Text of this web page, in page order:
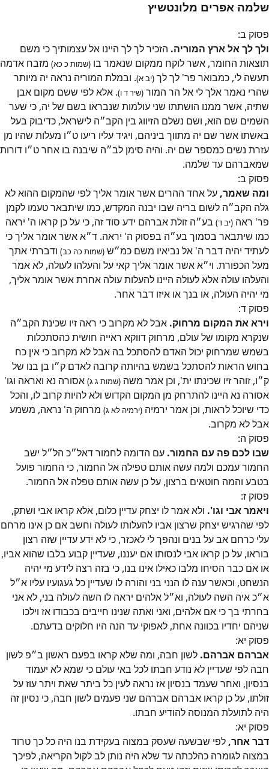
שלמה אפרים מלונטשיץ
פסוק ב:
ולך לך אל ארץ המוריה. הזכיר לך לך היינו אל עצמותיך כי משם
תוצאות החומר, אשר לוקח ממקום שנאמר בו (שמות כ כא) מזבח אדמה
תעשה לי, כמבואר פר' לך לך (יב א). ובמלת המוריה נראה יה מיותר
שהרי נאמר אלך לי אל הר המור (שיר ד ו). אלא לפי ששם מקום אבן
שתיה, אשר ממנו הושתתו שני עולמות שנבראו בשם של יה, כי שער
השמים שם הוא, ושם נשלם הזיווג בין הקב״ה לישראל, כדיבוק בעל
באשתו אשר שם יה מתווך ביניהם, ויגיד עליו ריעו ט״ו מעלות שהיו מן
עזרת נשים כמספר שם יה. והיה סימן לב״ה שיבנה בו אחר ט״ו דורות
שמאברהם עד שלמה.
פסוק ב:
ומה שאמר, על אחד ההרים אשר אומר אליך לפי שהמקום ההוא לא
גלה הקב״ה לשום בריה שבו יבנה המקדש, כמו שיתבאר טעמו לקמן
פר' ראה (יב ד) בע״ה זולת אברהם ידע סוד זה, כי על כן קראו ה' יראה
כמו שיתבאר בסמוך בע״ה בפסוק ה' יראה. ד״א אשר אומר אליך כי
לעתיד יהיה דבר ה' אל נביאיו משם כמ״ש (שמות כה כב) ודברתי אתך
מעל הכפורת. וי״א אשר אומר אליך קאי על והעלהו לעולה, לא אמר
והעלהו עולה אלא לעולה היינו להעלות עולה אחרת אשר אומר אליך,
מי יהיה העולה, או בנך או איזו דבר אחר.
פסוק ד:
וירא את המקום מרחוק. אבל לא מקרוב כי ראה זיו שכינת הקב״ה
שנקרא מקומו של עולם, מרחוק דווקא ראייה חושית כהסתכלות
בשמש שמרחוק יכול האדם להסתכל בה אבל לא מקרוב כי אין כח
בחוש הראות להסתכל בשמש בהיותה קרובה לאדם ק״ו בן בנו של
ק״ו, זוהר זיו שכינתו ית', וכן אמר משה (שמות ג ג) אסורה נא ואראה וגו'
אסורה נא היינו להתרחק מן המקום הקדוש ולא להיות קרוב לו, והכל
כדי שיוכל לראות, וכן אמר ירמיה (ירמיה לא ג) מרחוק ה' נראה, משמע
אבל לא מקרוב.
פסוק ה:
שבו לכם פה עם החמור. עם הדומה לחמור דאל״כ הל״ל ישב
החמור עמכם ולמה עשה אותם טפילה אל החמור, כי החמור פועל
בטבע והמה חוטאים ברצון, על כן עשה אותם טפלה אל החמור.
פסוק ז:
ויאמר אבי וגו'. ולא אמר לו יצחק עדיין כלום, אלא קראו אבי ושתק,
לפי שהרגיש יצחק שרצון אביו להעלותו לעולה וחשב אם כן אינו מרחם
עלי כרחם אב על בנים ונהפך לי לאכזר, כי לא ידע עדיין שזה רצון
בוראו, על כן קראו אבי לנסותו אם יעננו, שעדיין קבוע בלבו שהוא אביו,
או אם כבר הסיחו מלבו כאילו אינו בנו, כי בזה רצה לידע מי יהיה
הנשחט, וכאשר ענה לו הנני בני והורה לו שעדיין כל געגועיו עליו א״ל
א״כ איה השה לעולה, וא״ל אלהים יראה לו השה לעולה בני, לא אני
בחרתי בך כי אם אלהים, ואני ואתה שנינו חייבים בכבודו אז וילכו
שניהם יחדיו בכוונה אחת, לאפוקי עד הנה היו חלוקים בדעתם.
פסוק יא:
אברהם אברהם. לשון חבה, ומה שלא קראו בפעם ראשון ב״פ לשון
חבה לפי שעדיין לא נודע חבתו לכל באי עולם כי שמא לא יעמוד
בנסיון, ואחר שעמד בנסיון אז נראה לעין כל ביתר שאת ויתר עוז על
זולתו, על כן קראו אברהם אברהם שני פעמים לשון חבה, כי נסיון זה
היה לתועלת המנוסה להודיע חבתו.
פסוק יא:
דבר אחר, לפי שבשעה שעסק במצוה בעקידת בנו היה כל כך טרוד
במצוה לגומרה כהלכתה עד שלא היה נותן לב לקול הקריאה, לפיכך